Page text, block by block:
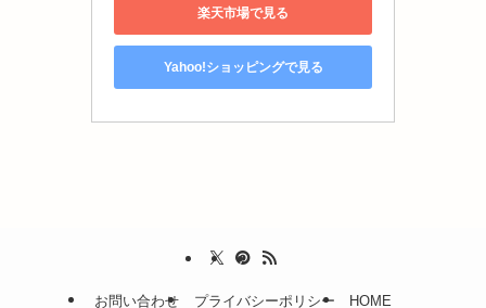
楽天市場で見る
Yahoo!ショッピングで見る
お問い合わせ プライバシーポリシー HOME